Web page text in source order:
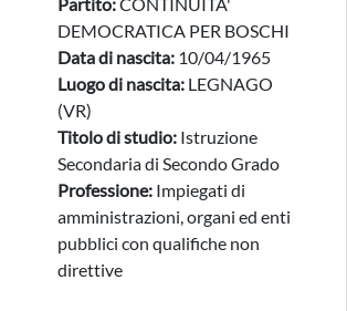
DEMOCRATICA PER BOSCHI
Data di nascita: 10/04/1965
Luogo di nascita: LEGNAGO
(VR)
Titolo di studio: Istruzione
Secondaria di Secondo Grado
Professione: Impiegati di
amministrazioni, organi ed enti
pubblici con qualifiche non
direttive